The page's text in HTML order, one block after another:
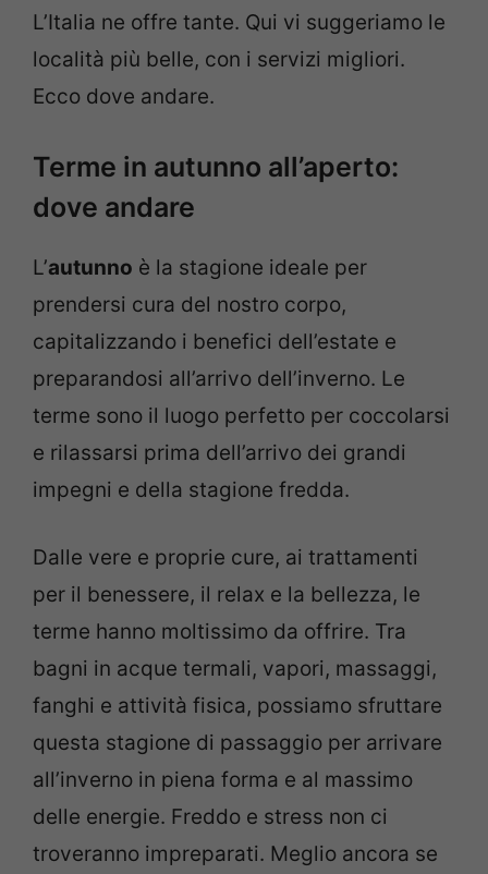
L’Italia ne offre tante. Qui vi suggeriamo le
località più belle, con i servizi migliori.
Ecco dove andare.
Terme in autunno all’aperto:
dove andare
L’autunno è la stagione ideale per
prendersi cura del nostro corpo,
capitalizzando i benefici dell’estate e
preparandosi all’arrivo dell’inverno. Le
terme sono il luogo perfetto per coccolarsi
e rilassarsi prima dell’arrivo dei grandi
impegni e della stagione fredda.
Dalle vere e proprie cure, ai trattamenti
per il benessere, il relax e la bellezza, le
terme hanno moltissimo da offrire. Tra
bagni in acque termali, vapori, massaggi,
fanghi e attività fisica, possiamo sfruttare
questa stagione di passaggio per arrivare
all’inverno in piena forma e al massimo
delle energie. Freddo e stress non ci
troveranno impreparati. Meglio ancora se